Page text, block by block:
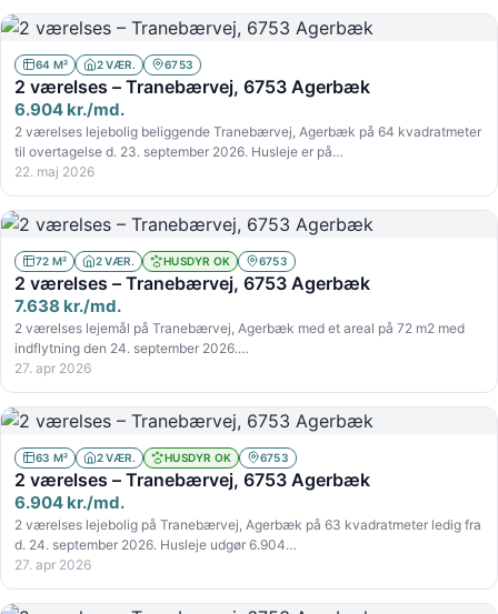
64 M² 2 VÆR. 6753
2 værelses – Tranebærvej, 6753 Agerbæk
6.904 kr./md.
2 værelses lejebolig beliggende Tranebærvej, Agerbæk på 64 kvadratmeter
til overtagelse d. 23. september 2026. Husleje er på…
22. maj 2026
72 M² 2 VÆR. HUSDYR OK 6753
2 værelses – Tranebærvej, 6753 Agerbæk
7.638 kr./md.
2 værelses lejemål på Tranebærvej, Agerbæk med et areal på 72 m2 med
indflytning den 24. september 2026.…
27. apr 2026
63 M² 2 VÆR. HUSDYR OK 6753
2 værelses – Tranebærvej, 6753 Agerbæk
6.904 kr./md.
2 værelses lejebolig på Tranebærvej, Agerbæk på 63 kvadratmeter ledig fra
d. 24. september 2026. Husleje udgør 6.904…
27. apr 2026